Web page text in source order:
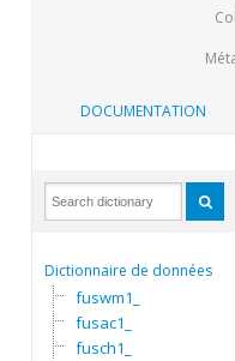
DOCUMENTATION
Dictionnaire de données
fuswm1_
fusac1_
fusch1_